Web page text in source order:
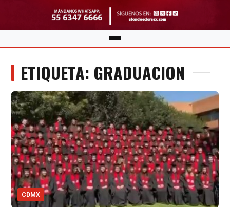
ETIQUETA: GRADUACION
CDMX